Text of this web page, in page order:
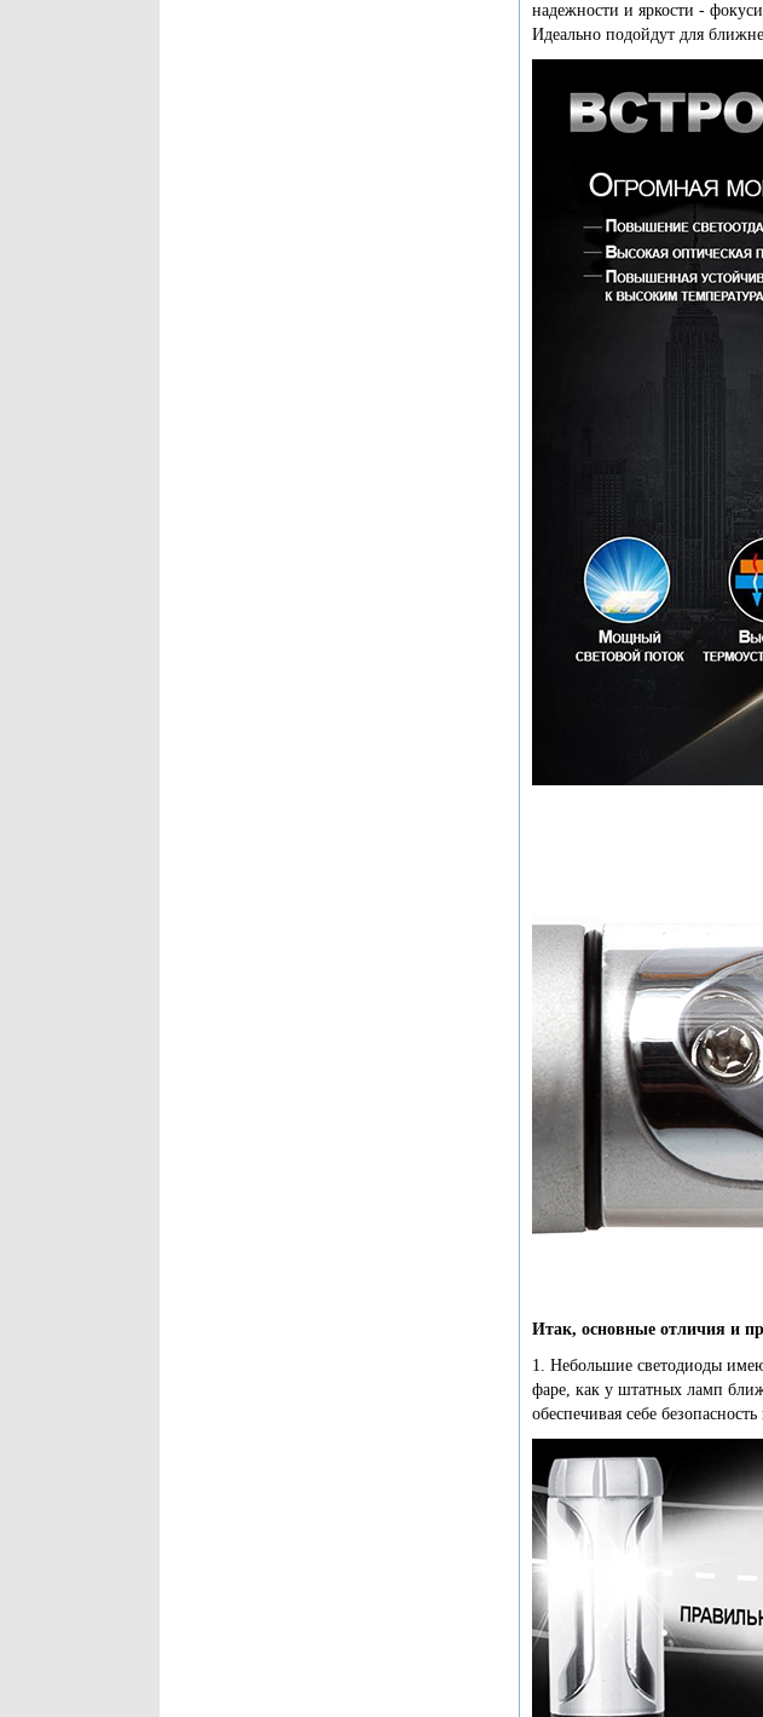
надежности и яркости -
Идеально подойдут для
Итак, основные отличия и
1. Небольшие светодиоды
фаре, как у штатных ламп
обеспечивая себе